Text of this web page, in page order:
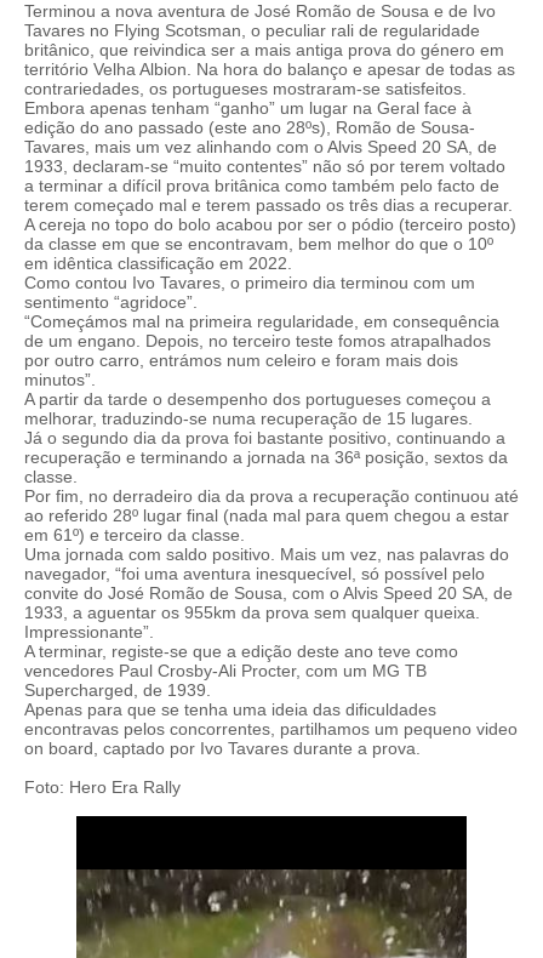
Terminou a nova aventura de José Romão de Sousa e de Ivo
Tavares no Flying Scotsman, o peculiar rali de regularidade
britânico, que reivindica ser a mais antiga prova do género em
território Velha Albion. Na hora do balanço e apesar de todas as
contrariedades, os portugueses mostraram-se satisfeitos.
Embora apenas tenham “ganho” um lugar na Geral face à
edição do ano passado (este ano 28ºs), Romão de Sousa-
Tavares, mais um vez alinhando com o Alvis Speed 20 SA, de
1933, declaram-se “muito contentes” não só por terem voltado
a terminar a difícil prova britânica como também pelo facto de
terem começado mal e terem passado os três dias a recuperar.
A cereja no topo do bolo acabou por ser o pódio (terceiro posto)
da classe em que se encontravam, bem melhor do que o 10º
em idêntica classificação em 2022.
Como contou Ivo Tavares, o primeiro dia terminou com um
sentimento “agridoce”.
“Começámos mal na primeira regularidade, em consequência
de um engano. Depois, no terceiro teste fomos atrapalhados
por outro carro, entrámos num celeiro e foram mais dois
minutos”.
A partir da tarde o desempenho dos portugueses começou a
melhorar, traduzindo-se numa recuperação de 15 lugares.
Já o segundo dia da prova foi bastante positivo, continuando a
recuperação e terminando a jornada na 36ª posição, sextos da
classe.
Por fim, no derradeiro dia da prova a recuperação continuou até
ao referido 28º lugar final (nada mal para quem chegou a estar
em 61º) e terceiro da classe.
Uma jornada com saldo positivo. Mais um vez, nas palavras do
navegador, “foi uma aventura inesquecível, só possível pelo
convite do José Romão de Sousa, com o Alvis Speed 20 SA, de
1933, a aguentar os 955km da prova sem qualquer queixa.
Impressionante”.
A terminar, registe-se que a edição deste ano teve como
vencedores Paul Crosby-Ali Procter, com um MG TB
Supercharged, de 1939.
Apenas para que se tenha uma ideia das dificuldades
encontravas pelos concorrentes, partilhamos um pequeno video
on board, captado por Ivo Tavares durante a prova.
Foto: Hero Era Rally